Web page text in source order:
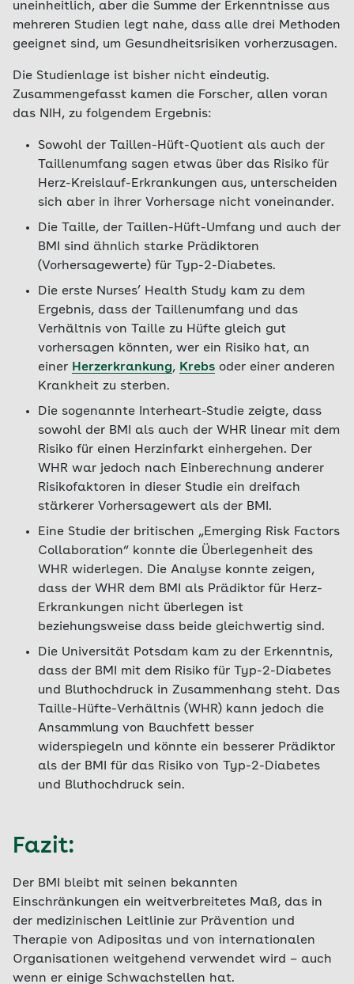
uneinheitlich, aber die Summe der Erkenntnisse aus
mehreren Studien legt nahe, dass alle drei Methoden
geeignet sind, um Gesundheitsrisiken vorherzusagen.
Die Studienlage ist bisher nicht eindeutig.
Zusammengefasst kamen die Forscher, allen voran
das NIH, zu folgendem Ergebnis:
Sowohl der Taillen-Hüft-Quotient als auch der
Taillenumfang sagen etwas über das Risiko für
Herz-Kreislauf-Erkrankungen aus, unterscheiden
sich aber in ihrer Vorhersage nicht voneinander.
Die Taille, der Taillen-Hüft-Umfang und auch der
BMI sind ähnlich starke Prädiktoren
(Vorhersagewerte) für Typ-2-Diabetes.
Die erste Nurses’ Health Study kam zu dem
Ergebnis, dass der Taillenumfang und das
Verhältnis von Taille zu Hüfte gleich gut
vorhersagen könnten, wer ein Risiko hat, an
einer Herzerkrankung, Krebs oder einer anderen
Krankheit zu sterben.
Die sogenannte Interheart-Studie zeigte, dass
sowohl der BMI als auch der WHR linear mit dem
Risiko für einen Herzinfarkt einhergehen. Der
WHR war jedoch nach Einberechnung anderer
Risikofaktoren in dieser Studie ein dreifach
stärkerer Vorhersagewert als der BMI.
Eine Studie der britischen „Emerging Risk Factors
Collaboration“ konnte die Überlegenheit des
WHR widerlegen. Die Analyse konnte zeigen,
dass der WHR dem BMI als Prädiktor für Herz-
Erkrankungen nicht überlegen ist
beziehungsweise dass beide gleichwertig sind.
Die Universität Potsdam kam zu der Erkenntnis,
dass der BMI mit dem Risiko für Typ-2-Diabetes
und Bluthochdruck in Zusammenhang steht. Das
Taille-Hüfte-Verhältnis (WHR) kann jedoch die
Ansammlung von Bauchfett besser
widerspiegeln und könnte ein besserer Prädiktor
als der BMI für das Risiko von Typ-2-Diabetes
und Bluthochdruck sein.
Fazit:
Der BMI bleibt mit seinen bekannten
Einschränkungen ein weitverbreitetes Maß, das in
der medizinischen Leitlinie zur Prävention und
Therapie von Adipositas und von internationalen
Organisationen weitgehend verwendet wird – auch
wenn er einige Schwachstellen hat.